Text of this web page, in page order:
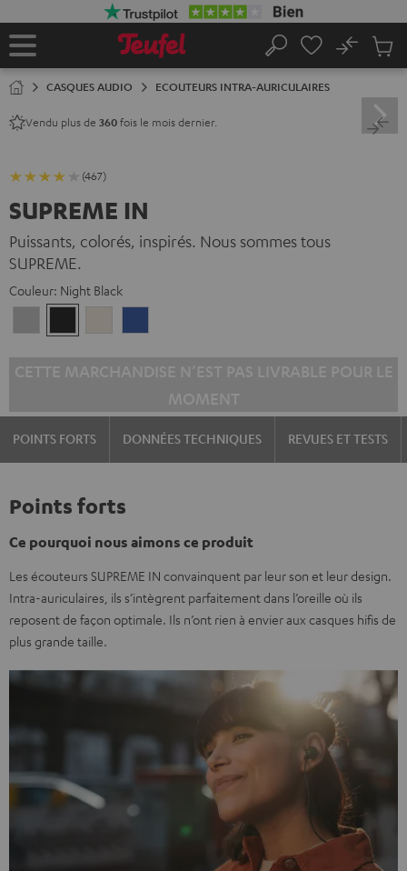
Page
Rechercher
No
panier
CASQUES AUDIO ECOUTEURS INTRA-AURICULAIRES
Vendu plus de 360 fois le mois dernier.
(467)
SUPREME IN
Puissants, colorés, inspirés. Nous sommes tous
SUPREME.
Couleur: Night Black
Gray
Black
White
POINTS FORTS DONNÉES TECHNIQUES REVUES ET TESTS
Points forts
Ce pourquoi nous aimons ce produit
Les écouteurs SUPREME IN convainquent par leur son et leur design.
Intra-auriculaires, ils s’intègrent parfaitement dans l’oreille où ils
reposent de façon optimale. Ils n’ont rien à envier aux casques hifis de
plus grande taille.